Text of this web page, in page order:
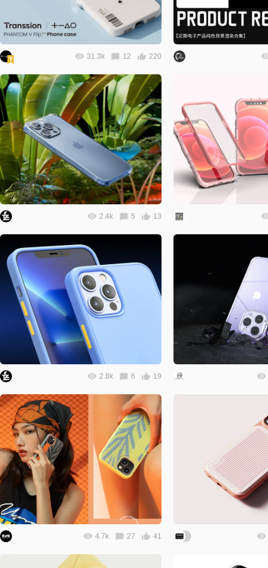
31.3k 12 220
2.4k 5 13
2.8k 6 19
4.7k 27 41